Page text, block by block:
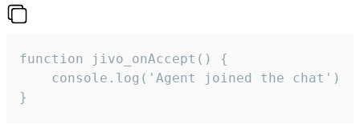
function jivo_onAccept() {
}